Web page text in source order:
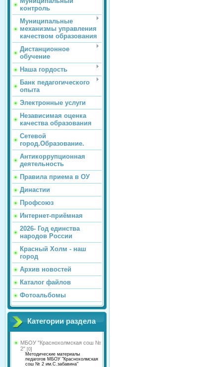
контроль
Муниципальные
механизмы управления
качеством образования
Дистанционное
обучение
Наша гордость
Банк педагогического
опыта
Электронные услуги
Независимая оценка
качества образования
Сетевой
город.Образование.
Антикоррупционная
деятельность
Правила приема в ОУ
Династии
Профсоюз
Интернет-приёмная
2026- Год единства
народов России
Красный Холм - наш
город
Архив новостей
Каталог файлов
Фотоальбомы
Категории раздела
МБОУ "Краснохолмская сош №
2" [0]
Методические материалы
педагогов МБОУ "Краснохолмская
сош № 2 им.С.забавина"